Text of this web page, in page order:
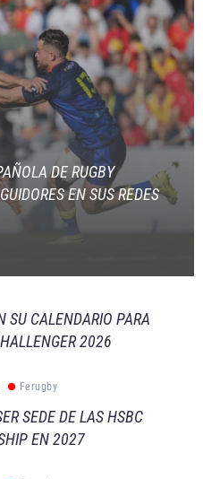
DE RUGBY
EN SUS REDES
SU CALENDARIO PARA
2026
Ferugby
SEDE DE LAS HSBC
EN 2027